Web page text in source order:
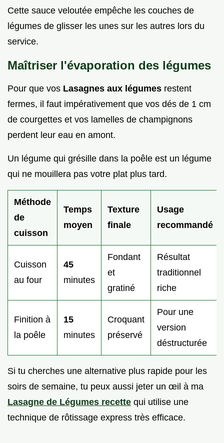
Cette sauce veloutée empêche les couches de
légumes de glisser les unes sur les autres lors du
service.
Maîtriser l'évaporation des légumes
Pour que vos Lasagnes aux légumes restent
fermes, il faut impérativement que vos dés de 1 cm
de courgettes et vos lamelles de champignons
perdent leur eau en amont.
Un légume qui grésille dans la poêle est un légume
qui ne mouillera pas votre plat plus tard.
Méthode
de
cuisson
Temps
moyen
Texture
finale
Usage
recommandé
Cuisson
au four
45
minutes
Fondant
et
gratiné
Résultat
traditionnel
riche
Finition à
la poêle
15
minutes
Croquant
préservé
Pour une
version
déstructurée
Si tu cherches une alternative plus rapide pour les
soirs de semaine, tu peux aussi jeter un œil à ma
Lasagne de Légumes recette qui utilise une
technique de rôtissage express très efficace.